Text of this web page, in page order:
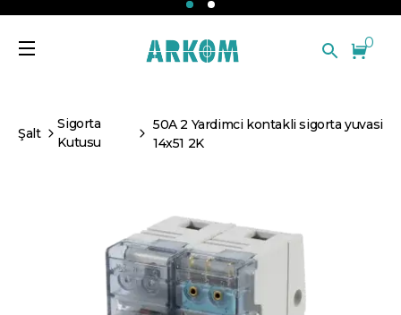
0
Şalt
Sigorta
Kutusu
50A 2 Yardimci kontakli sigorta yuvasi
14x51 2K